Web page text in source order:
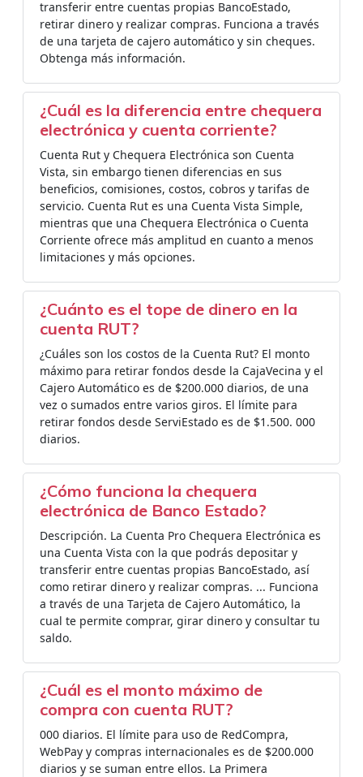
transferir entre cuentas propias BancoEstado,
retirar dinero y realizar compras. Funciona a través
de una tarjeta de cajero automático y sin cheques.
Obtenga más información.
¿Cuál es la diferencia entre chequera
electrónica y cuenta corriente?
Cuenta Rut y Chequera Electrónica son Cuenta
Vista, sin embargo tienen diferencias en sus
beneficios, comisiones, costos, cobros y tarifas de
servicio. Cuenta Rut es una Cuenta Vista Simple,
mientras que una Chequera Electrónica o Cuenta
Corriente ofrece más amplitud en cuanto a menos
limitaciones y más opciones.
¿Cuánto es el tope de dinero en la
cuenta RUT?
¿Cuáles son los costos de la Cuenta Rut? El monto
máximo para retirar fondos desde la CajaVecina y el
Cajero Automático es de $200.000 diarios, de una
vez o sumados entre varios giros. El límite para
retirar fondos desde ServiEstado es de $1.500. 000
diarios.
¿Cómo funciona la chequera
electrónica de Banco Estado?
Descripción. La Cuenta Pro Chequera Electrónica es
una Cuenta Vista con la que podrás depositar y
transferir entre cuentas propias BancoEstado, así
como retirar dinero y realizar compras. ... Funciona
a través de una Tarjeta de Cajero Automático, la
cual te permite comprar, girar dinero y consultar tu
saldo.
¿Cuál es el monto máximo de
compra con cuenta RUT?
000 diarios. El límite para uso de RedCompra,
WebPay y compras internacionales es de $200.000
diarios y se suman entre ellos. La Primera